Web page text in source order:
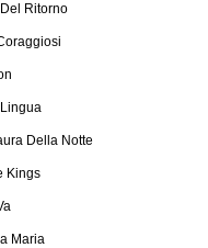
Ritorno
Della Notte
Kings
Maria